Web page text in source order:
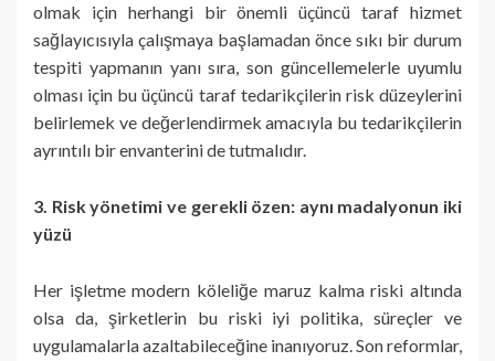
olmak için herhangi bir önemli üçüncü taraf hizmet
sağlayıcısıyla çalışmaya başlamadan önce sıkı bir durum
tespiti yapmanın yanı sıra, son güncellemelerle uyumlu
olması için bu üçüncü taraf tedarikçilerin risk düzeylerini
belirlemek ve değerlendirmek amacıyla bu tedarikçilerin
ayrıntılı bir envanterini de tutmalıdır.
3. Risk yönetimi ve gerekli özen: aynı madalyonun iki
yüzü
Her işletme modern köleliğe maruz kalma riski altında
olsa da, şirketlerin bu riski iyi politika, süreçler ve
uygulamalarla azaltabileceğine inanıyoruz. Son reformlar,